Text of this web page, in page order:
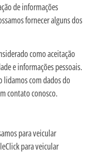
de informações
fornecer alguns dos
como aceitação
e informações pessoais.
lidamos com dados do
contato conosco.
para veicular
para veicular